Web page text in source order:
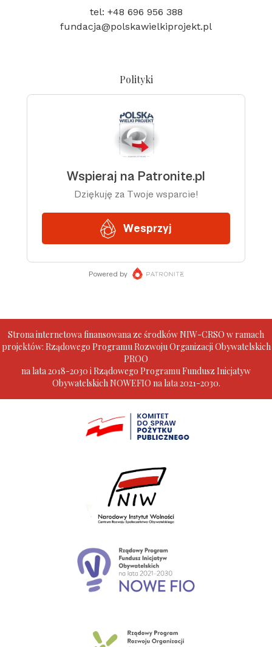
tel: +48 696 956 388
fundacja@polskawielkiprojekt.pl
Polityki
Strona internetowa finansowana ze środków NIW-CRSO w ramach
projektów: Rządowego Programu Rozwoju Organizacji Obywatelskich
PROO
na lata 2018-2030 i Rządowego Programu Fundusz Inicjatyw
Obywatelskich NOWEFIO na lata 2021-2030.